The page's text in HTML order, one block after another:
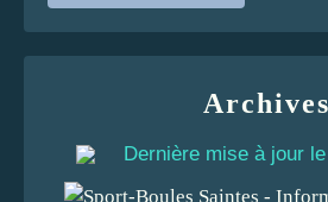
Archives
Dernière mise à jour